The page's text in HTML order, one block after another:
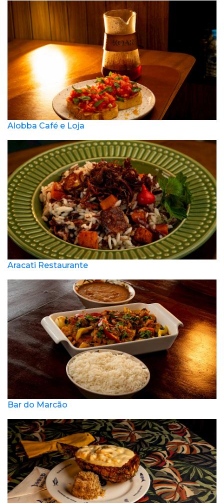
Alobba Café e Loja
Aracati Restaurante
Bar do Marcão